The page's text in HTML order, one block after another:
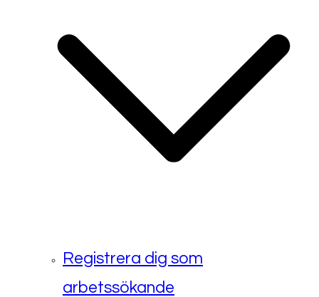
Registrera dig som
arbetssökande